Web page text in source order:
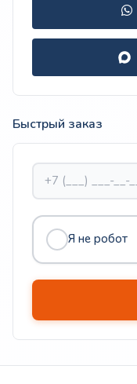
Быстрый заказ
Я не робот